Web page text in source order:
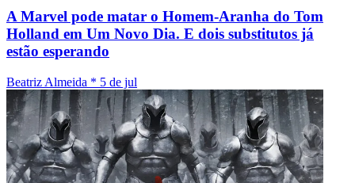
A Marvel pode matar o Homem-Aranha do Tom
Holland em Um Novo Dia. E dois substitutos já
estão esperando
Beatriz Almeida * 5 de jul